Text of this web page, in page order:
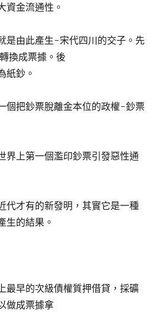
資金流通性。
是由此產生-宋代四川的交子。先
換成票據。後
紙鈔。
個把鈔票脫離金本位的政權-鈔票
界上第一個濫印鈔票引發惡性通
代才有的新發明，其實它是一種
生的結果。
最早的次級債權質押借貸，採礦
做成票據拿